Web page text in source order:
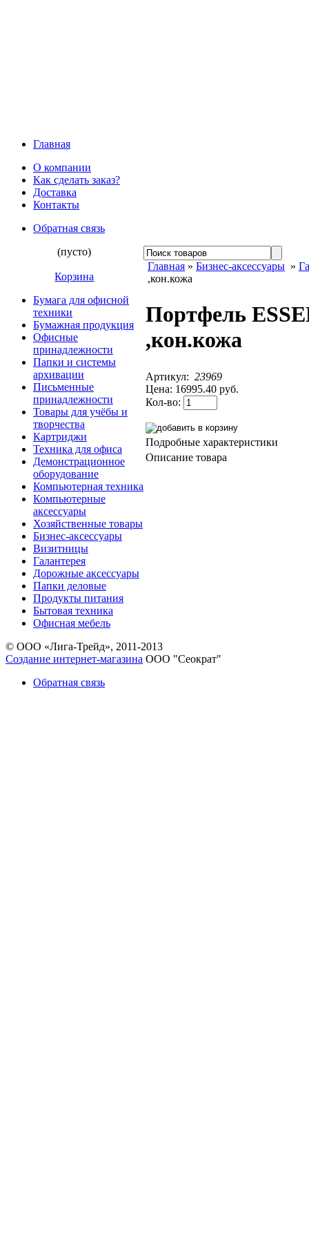
Главная
О компании
Как сделать заказ?
Доставка
Контакты
Обратная связь
(пусто)
Корзина
Бумага для офисной
техники
Бумажная продукция
Офисные
принадлежности
Папки и системы
архивации
Письменные
принадлежности
Товары для учёбы и
творчества
Картриджи
Техника для офиса
Демонстрационное
оборудование
Компьютерная техника
Компьютерные
аксессуары
Хозяйственные товары
Бизнес-аксессуары
Визитницы
Галантерея
Дорожные аксессуары
Папки деловые
Продукты питания
Бытовая техника
Офисная мебель
Главная » Бизнес-аксессуары »
,кон.кожа
Портфель
,кон.кожа
Артикул: 23969
Цена: 16995.40 руб.
Кол-во:
Подробные характеристики
Описание товара
© ООО «Лига-Трейд», 2011-2013
Создание интернет-магазина ООО "Сеократ"
Обратная связь